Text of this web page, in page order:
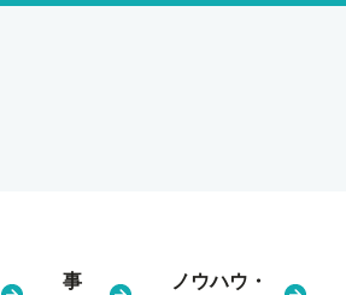
事
ノウハウ・